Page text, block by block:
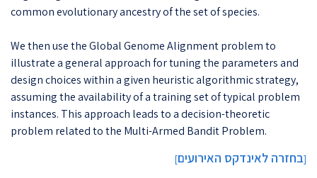
common evolutionary ancestry of the set of species.
We then use the Global Genome Alignment problem to
illustrate a general approach for tuning the parameters and
design choices within a given heuristic algorithmic strategy,
assuming the availability of a training set of typical problem
instances. This approach leads to a decision-theoretic
problem related to the Multi-Armed Bandit Problem.
[בחזרה לאינדקס האירועים]